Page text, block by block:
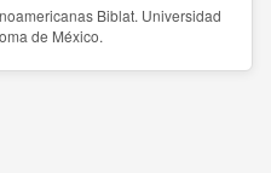
Biblat. Universidad
de México.